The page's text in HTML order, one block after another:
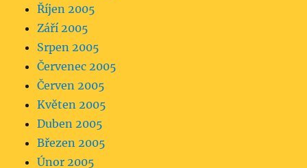
Říjen 2005
Září 2005
Srpen 2005
Červenec 2005
Červen 2005
Květen 2005
Duben 2005
Březen 2005
Únor 2005